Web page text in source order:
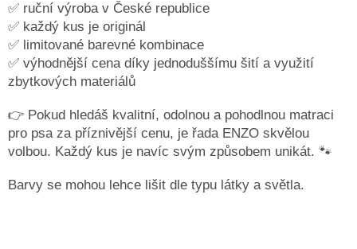
✅ ruční výroba v České republice
✅ každý kus je originál
✅ limitované barevné kombinace
✅ výhodnější cena díky jednoduššímu šití a využití
zbytkových materiálů
👉 Pokud hledáš kvalitní, odolnou a pohodlnou matraci
pro psa za příznivější cenu, je řada ENZO skvělou
volbou. Každý kus je navíc svým způsobem unikát. 🐾
Barvy se mohou lehce lišit dle typu látky a světla.